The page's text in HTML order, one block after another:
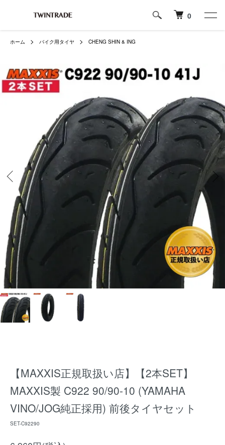
0
ホーム バイク用タイヤ CHENG SHIN & ING
【MAXXIS正規取扱い店】【2本SET】
MAXXIS製 C922 90/90-10 (YAMAHA
VINO/JOG純正採用) 前後タイヤセット
SET-C92290